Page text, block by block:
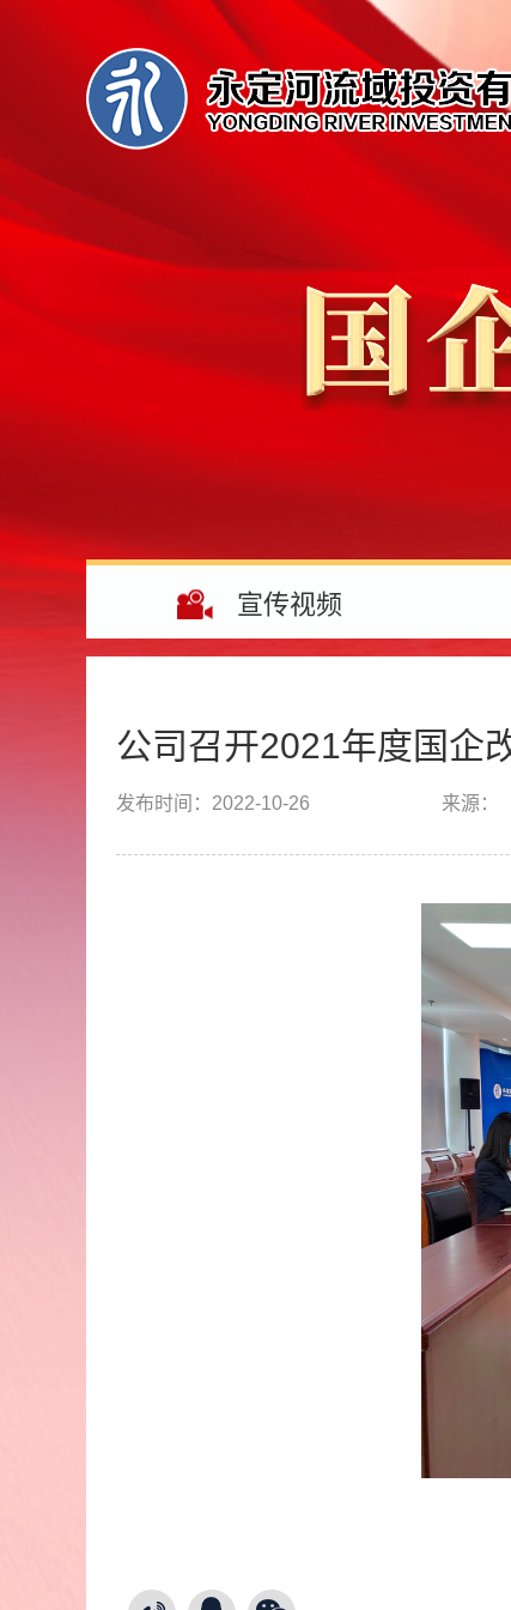
宣传视频
公司召开2021年度国企
发布时间： 2022-10-26 来源：